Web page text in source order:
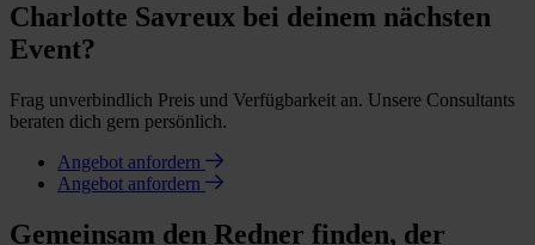
Charlotte Savreux bei deinem nächsten
Event?
Frag unverbindlich Preis und Verfügbarkeit an. Unsere Consultants
beraten dich gern persönlich.
Angebot anfordern
Angebot anfordern
Gemeinsam den Redner finden, der